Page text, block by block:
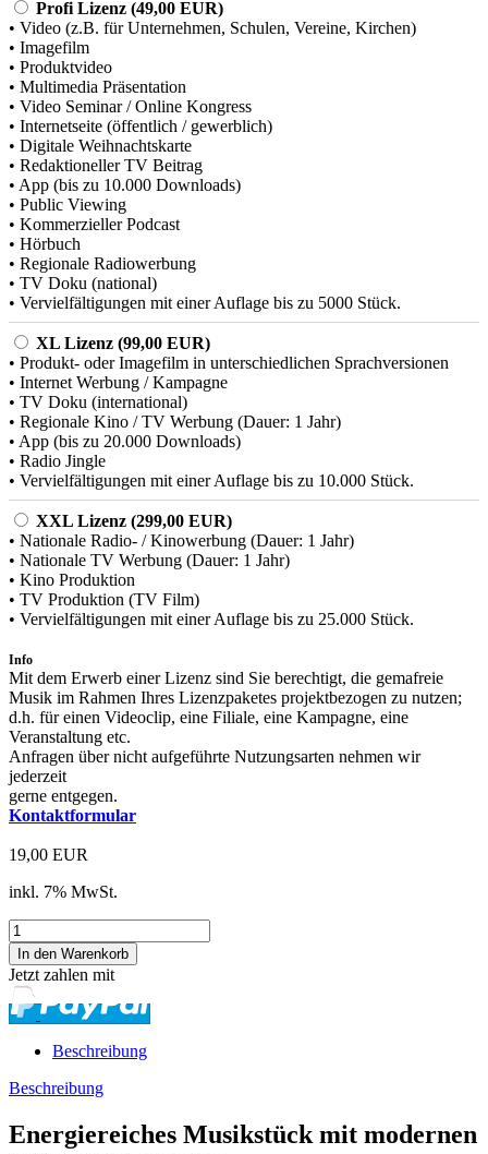
Profi Lizenz (49,00 EUR)
• Video (z.B. für Unternehmen, Schulen, Vereine, Kirchen)
• Imagefilm
• Produktvideo
• Multimedia Präsentation
• Video Seminar / Online Kongress
• Internetseite (öffentlich / gewerblich)
• Digitale Weihnachtskarte
• Redaktioneller TV Beitrag
• App (bis zu 10.000 Downloads)
• Public Viewing
• Kommerzieller Podcast
• Hörbuch
• Regionale Radiowerbung
• TV Doku (national)
• Vervielfältigungen mit einer Auflage bis zu 5000 Stück.
XL Lizenz (99,00 EUR)
• Produkt- oder Imagefilm in unterschiedlichen Sprachversionen
• Internet Werbung / Kampagne
• TV Doku (international)
• Regionale Kino / TV Werbung (Dauer: 1 Jahr)
• App (bis zu 20.000 Downloads)
• Radio Jingle
• Vervielfältigungen mit einer Auflage bis zu 10.000 Stück.
XXL Lizenz (299,00 EUR)
• Nationale Radio- / Kinowerbung (Dauer: 1 Jahr)
• Nationale TV Werbung (Dauer: 1 Jahr)
• Kino Produktion
• TV Produktion (TV Film)
• Vervielfältigungen mit einer Auflage bis zu 25.000 Stück.
Info
Mit dem Erwerb einer Lizenz sind Sie berechtigt, die gemafreie
Musik im Rahmen Ihres Lizenzpaketes projektbezogen zu nutzen;
d.h. für einen Videoclip, eine Filiale, eine Kampagne, eine
Veranstaltung etc.
Anfragen über nicht aufgeführte Nutzungsarten nehmen wir
jederzeit
gerne entgegen.
Kontaktformular
19,00 EUR
inkl. 7% MwSt.
Jetzt zahlen mit
Beschreibung
Beschreibung
Energiereiches Musikstück mit modernen